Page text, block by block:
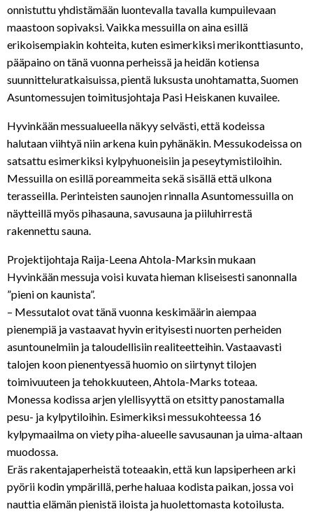
onnistuttu yhdistämään luontevalla tavalla kumpuilevaan
maastoon sopivaksi. Vaikka messuilla on aina esillä
erikoisempiakin kohteita, kuten esimerkiksi merikonttiasunto,
pääpaino on tänä vuonna perheissä ja heidän kotiensa
suunnitteluratkaisuissa, pientä luksusta unohtamatta, Suomen
Asuntomessujen toimitusjohtaja Pasi Heiskanen kuvailee.
Hyvinkään messualueella näkyy selvästi, että kodeissa
halutaan viihtyä niin arkena kuin pyhänäkin. Messukodeissa on
satsattu esimerkiksi kylpyhuoneisiin ja peseytymistiloihin.
Messuilla on esillä poreammeita sekä sisällä että ulkona
terasseilla. Perinteisten saunojen rinnalla Asuntomessuilla on
näytteillä myös pihasauna, savusauna ja piiluhirrestä
rakennettu sauna.
Projektijohtaja Raija-Leena Ahtola-Marksin mukaan
Hyvinkään messuja voisi kuvata hieman kliseisesti sanonnalla
”pieni on kaunista”.
– Messutalot ovat tänä vuonna keskimäärin aiempaa
pienempiä ja vastaavat hyvin erityisesti nuorten perheiden
asuntounelmiin ja taloudellisiin realiteetteihin. Vastaavasti
talojen koon pienentyessä huomio on siirtynyt tilojen
toimivuuteen ja tehokkuuteen, Ahtola-Marks toteaa.
Monessa kodissa arjen ylellisyyttä on etsitty panostamalla
pesu- ja kylpytiloihin. Esimerkiksi messukohteessa 16
kylpymaailma on viety piha-alueelle savusaunan ja uima-altaan
muodossa.
Eräs rakentajaperheistä toteaakin, että kun lapsiperheen arki
pyörii kodin ympärillä, perhe haluaa kodista paikan, jossa voi
nauttia elämän pienistä iloista ja huolettomasta kotoilusta.